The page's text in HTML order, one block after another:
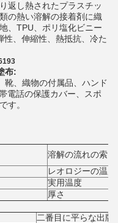
返し熱されたプラスチッ
の熱い溶解の接着剤に織
、TPU、ポリ塩化ビニー
性、伸縮性、熱抵抗、冷た
布:
靴、織物の付属品、ハンド
電話の保護カバー、スポ
す。
溶解の流れの索引
レオロジーの温度
実用温度
厚さ
二番目に平らな出版